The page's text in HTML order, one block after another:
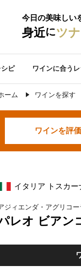
今日の美味しい
身近にツ
ピ ワインに合う
ーム ワインを探す
ワインを評
イタリア トスカー
ジィエンダ・アグリコ
レオ ビアン